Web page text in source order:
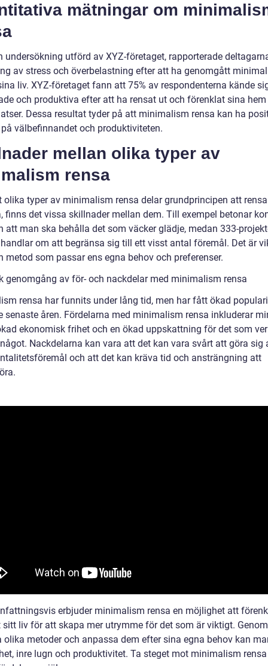
mätningar om
undersökning utförd av XYZ-företaget, rapporterade
av stress och överbelastning efter att ha genomgått
liv. XYZ-företaget fann att 75% av respondenterna kände
och produktiva efter att ha rensat ut och förenklat sina
Dessa resultat tyder på att minimalism rensa kan ha
välbefinnandet och produktiviteten.
mellan olika typer av
rensa
olika typer av minimalism rensa delar grundprincipen att
finns det vissa skillnader mellan dem. Till exempel betonar
att man ska behålla det som väcker glädje, medan 333-
om att begränsa sig till ett visst antal föremål. Det är
metod som passar ens egna behov och preferenser.
genomgång av för- och nackdelar med minimalism rensa
rensa har funnits under lång tid, men har fått ökad
senaste åren. Fördelarna med minimalism rensa inkluderar
ekonomisk frihet och en ökad uppskattning för det som
Nackdelarna kan vara att det kan vara svårt att göra sig
och att det kan kräva tid och ansträngning att
erbjuder minimalism rensa en möjlighet att
sitt liv för att skapa mer utrymme för det som är viktigt.
olika metoder och anpassa dem efter sina egna behov kan
inre lugn och produktivitet. Ta steget mot minimalism